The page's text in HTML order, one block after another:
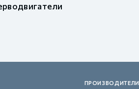
ПРОИЗВОДИТЕЛИ